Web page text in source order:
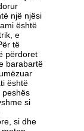
një njësi
është
e
të
përdoret
barabartë
është
peshës
si
si dhe